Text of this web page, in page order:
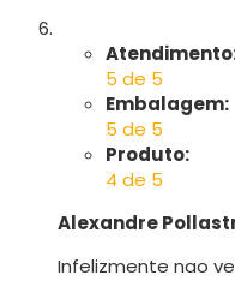
5 de 5
Embalagem:
5 de 5
Produto:
4 de 5
Alexandre
Infelizmente nao